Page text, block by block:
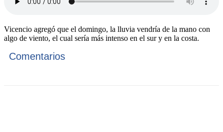
Vicencio agregó que el domingo, la lluvia vendría de la mano con
algo de viento, el cual sería más intenso en el sur y en la costa.
Comentarios